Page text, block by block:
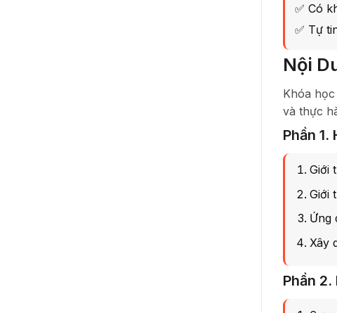
✅ Có
✅ Tự
Nội
Khóa
và thực
Phần
Giới
Giới
Ứng
Xây
Phần